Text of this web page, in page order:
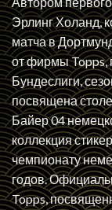
Эрлинг Холанд,
матча в
от фирмы Topps,
Бундеслиги,
посвящена
Байер 04
коллекция
чемпионату
годов.
Topps,